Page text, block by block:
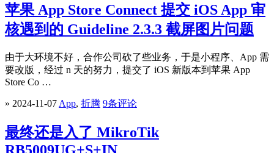
苹果 App Store Connect 提交 iOS App 审
核遇到的 Guideline 2.3.3 截屏图片问题
由于大环境不好，合作公司砍了些业务，于是小程序、App 需
要改版，经过 n 天的努力，提交了 iOS 新版本到苹果 App
Store Co …
» 2024-11-07 App, 折腾 9条评论
最终还是入了 MikroTik